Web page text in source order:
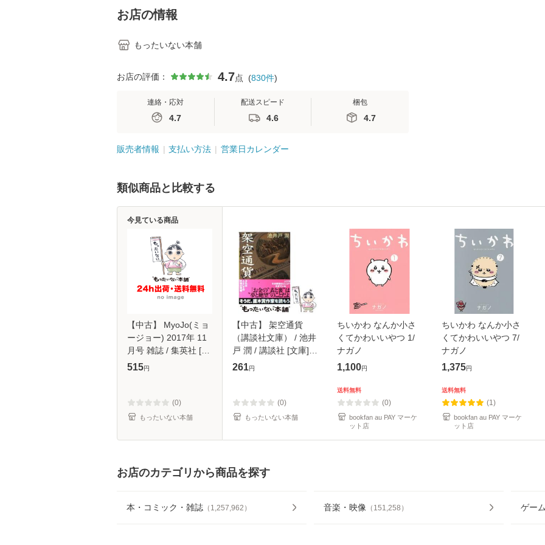
堂 [単行
お店の情報
もったいない本舗
お店の評価： 4.7点 (830件)
連絡・応対
4.7
配送スピード
4.6
梱包
4.7
販売者情報 支払い方法 営業日カレンダー
類似商品と比較する
【中古】 MyoJo(ミョ
ージョー) 2017年 11
月号 雑誌 / 集英社 [雑
誌]【メール便送料無
515円
(0)
もったいない本舗
今見ている商品
【中古】 架空通貨
（講談社文庫） / 池井
戸 潤 / 講談社 [文庫]
【メール便送料無料】
261円
(0)
もったいない本舗
ちいかわ なんか小さ
くてかわいいやつ 1/
ナガノ
1,100円
送料無料
(0)
bookfan au PAY マーケ
ット店
ちいかわ なんか小さ
くてかわいいやつ 7/
ナガノ
1,375円
送料無料
(1)
bookfan au PAY マーケ
ット店
お店のカテゴリから商品を探す
本・コミック・雑誌 （ 1,257,962 ） 音楽・映像 （ 151,258 ） ゲー